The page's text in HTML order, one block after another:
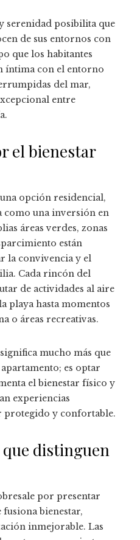
serenidad posibilita que
de sus entornos con
que los habitantes
íntima con el entorno
del mar,
entre
el bienestar
opción residencial,
como una inversión en
áreas verdes, zonas
están
la convivencia y el
Cada rincón del
de actividades al aire
playa hasta momentos
o áreas recreativas.
mucho más que
es optar
el bienestar físico y
experiencias
protegido y confortable.
distinguen
por presentar
bienestar,
inmejorable. Las